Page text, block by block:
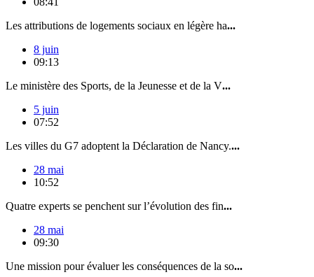
Les attributions de logements sociaux en légère ha...
8 juin
09:13
Le ministère des Sports, de la Jeunesse et de la V...
5 juin
07:52
Les villes du G7 adoptent la Déclaration de Nancy....
28 mai
10:52
Quatre experts se penchent sur l’évolution des fin...
28 mai
09:30
Une mission pour évaluer les conséquences de la so...